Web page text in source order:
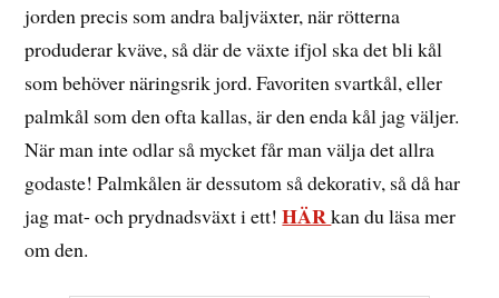
jorden precis som andra baljväxter, när rötterna
produderar kväve, så där de växte ifjol ska det bli kål
som behöver näringsrik jord. Favoriten svartkål, eller
palmkål som den ofta kallas, är den enda kål jag väljer.
När man inte odlar så mycket får man välja det allra
godaste! Palmkålen är dessutom så dekorativ, så då har
jag mat- och prydnadsväxt i ett!HÄRkan du läsa mer
om den.